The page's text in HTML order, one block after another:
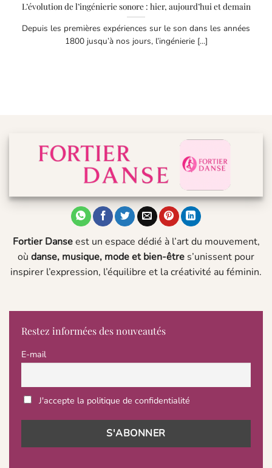
L’évolution de l’ingénierie sonore : hier, aujourd’hui et demain
Depuis les premières expériences sur le son dans les années
1800 jusqu’à nos jours, l’ingénierie [...]
Fortier Danseest un espace dédié à l’art du mouvement,
où danse, musique, mode et bien-être s’unissent pour
inspirer l’expression, l’équilibre et la créativité au féminin.
Restez informées des nouveautés
E-mail
J'accepte la politique de confidentialité